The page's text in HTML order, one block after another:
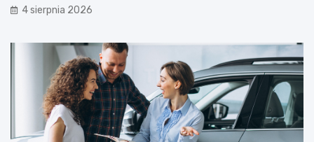
4 sierpnia 2026